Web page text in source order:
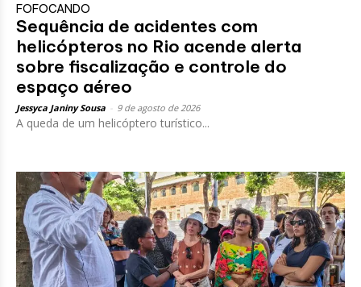
FOFOCANDO
Sequência de acidentes com
helicópteros no Rio acende alerta
sobre fiscalização e controle do
espaço aéreo
Jessyca Janiny Sousa 9 de agosto de 2026
A queda de um helicóptero turístico...